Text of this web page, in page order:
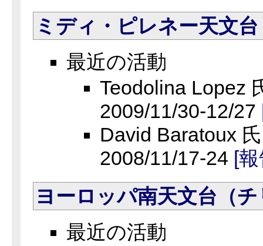
ミディ・ピレネー天文
最近の活動
Teodolina Lopez
2009/11/30-12/27
David Baratoux
2008/11/17-24 [
ヨーロッパ南天文台（
最近の活動